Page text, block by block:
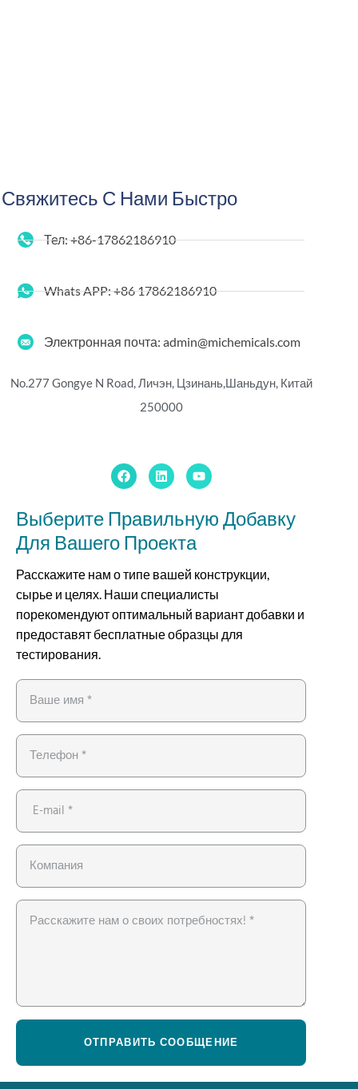
Свяжитесь С Нами Быстро
Тел: +86-17862186910
Whats APP: +86 17862186910
Электронная почта: admin@michemicals.com
No.277 Gongye N Road, Личэн, Цзинань,Шаньдун, Китай
250000
Выберите Правильную Добавку
Для Вашего Проекта
Расскажите нам о типе вашей конструкции,
сырье и целях. Наши специалисты
порекомендуют оптимальный вариант добавки и
предоставят бесплатные образцы для
тестирования.
ОТПРАВИТЬ СООБЩЕНИЕ